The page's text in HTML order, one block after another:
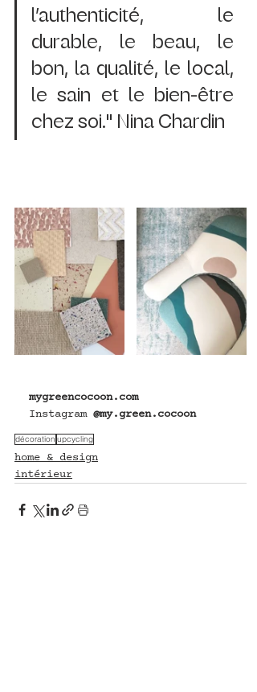
l’authenticité
durable, le beau, le
bon, la qualité, le local,
le sain et le
bien-être
chez soi." Nina Chardin
mygreencocoon.com
Instagram @my.green.cocoon
décoration upcycling
home & design
intérieur